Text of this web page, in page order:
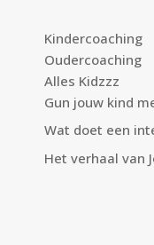
Kindercoaching
Oudercoaching
Alles Kidzzz
Gun jouw kind
Wat doet een
Het verhaal van